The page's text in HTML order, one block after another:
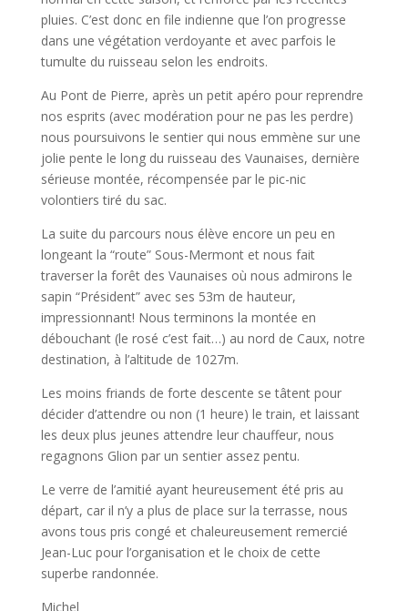
pluies. C’est donc en file indienne que l’on progresse
dans une végétation verdoyante et avec parfois le
tumulte du ruisseau selon les endroits.
Au Pont de Pierre, après un petit apéro pour reprendre
nos esprits (avec modération pour ne pas les perdre)
nous poursuivons le sentier qui nous emmène sur une
jolie pente le long du ruisseau des Vaunaises, dernière
sérieuse montée, récompensée par le pic-nic
volontiers tiré du sac.
La suite du parcours nous élève encore un peu en
longeant la “route” Sous-Mermont et nous fait
traverser la forêt des Vaunaises où nous admirons le
sapin “Président” avec ses 53m de hauteur,
impressionnant! Nous terminons la montée en
débouchant (le rosé c’est fait…) au nord de Caux, notre
destination, à l’altitude de 1027m.
Les moins friands de forte descente se tâtent pour
décider d’attendre ou non (1 heure) le train, et laissant
les deux plus jeunes attendre leur chauffeur, nous
regagnons Glion par un sentier assez pentu.
Le verre de l’amitié ayant heureusement été pris au
départ, car il n’y a plus de place sur la terrasse, nous
avons tous pris congé et chaleureusement remercié
Jean-Luc pour l’organisation et le choix de cette
superbe randonnée.
Michel